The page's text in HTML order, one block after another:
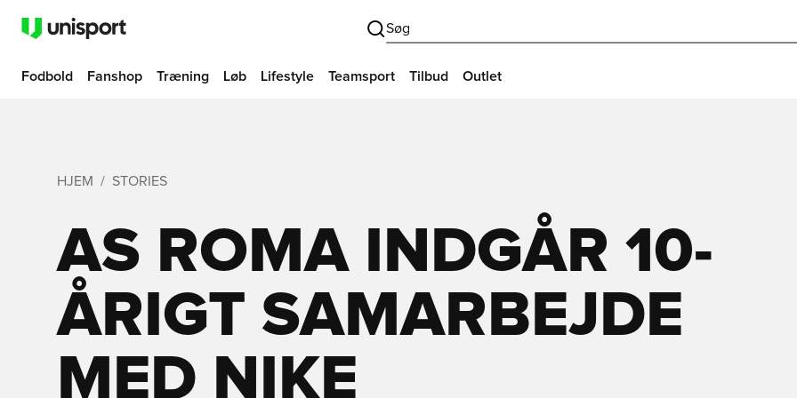
Søg
Fodbold Fanshop Træning Løb Lifestyle Teamsport Tilbud Outlet
HJEM STORIES
AS ROMA INDGÅR 10-
ÅRIGT SAMARBEJDE
MED NIKE